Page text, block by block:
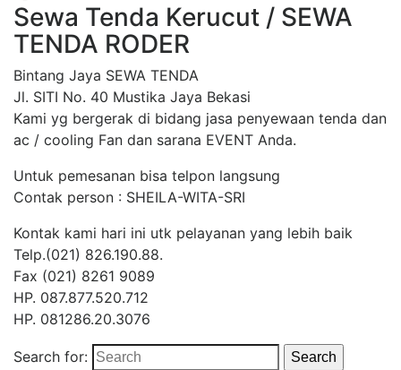
Sewa Tenda Kerucut / SEWA
TENDA RODER
Bintang Jaya SEWA TENDA
Jl. SITI No. 40 Mustika Jaya Bekasi
Kami yg bergerak di bidang jasa penyewaan tenda dan
ac / cooling Fan dan sarana EVENT Anda.
Untuk pemesanan bisa telpon langsung
Contak person : SHEILA-WITA-SRI
Kontak kami hari ini utk pelayanan yang lebih baik
Telp.(021) 826.190.88.
Fax (021) 8261 9089
HP. 087.877.520.712
HP. 081286.20.3076
Search for: Search